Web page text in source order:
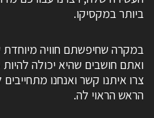
ביותר במקסיקו.
במקרה שחיפשתם חוויה מיוחדת
ואתם חושבים שהיא יכולה
צרו איתנו קשר ואנחנו
הראש הראוי לה.